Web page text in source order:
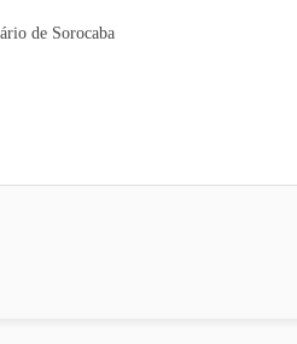
de Sorocaba